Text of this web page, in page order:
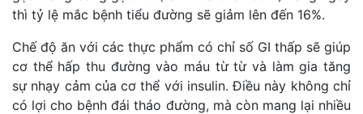
thì tỷ lệ mắc bệnh tiểu đường sẽ giảm lên đến 16%.
Chế độ ăn với các thực phẩm có chỉ số GI thấp sẽ giúp
cơ thể hấp thu đường vào máu từ từ và làm gia tăng
ự nhạy cảm của cơ thể với insulin. Điều này không chỉ
có lợi cho bệnh đái tháo đường, mà còn mang lại nhiều